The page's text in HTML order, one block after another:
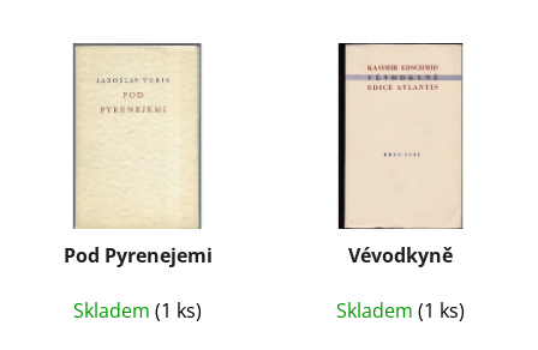
Pod Pyrenejemi
Skladem (1 ks)
Vévodkyně
Skladem (1 ks)